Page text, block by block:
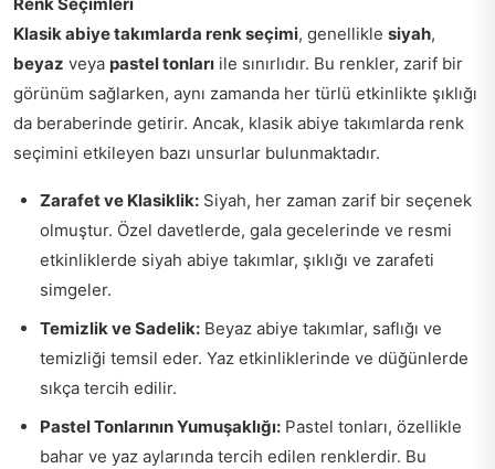
Klasik abiye takımlarda renk seçimi, genellikle siyah,
beyaz veya pastel tonları ile sınırlıdır. Bu renkler, zarif bir
görünüm sağlarken, aynı zamanda her türlü etkinlikte şıklığı
da beraberinde getirir. Ancak, klasik abiye takımlarda renk
seçimini etkileyen bazı unsurlar bulunmaktadır.
Zarafet ve Klasiklik: Siyah, her zaman zarif bir seçenek
olmuştur. Özel davetlerde, gala gecelerinde ve resmi
etkinliklerde siyah abiye takımlar, şıklığı ve zarafeti
simgeler.
Temizlik ve Sadelik: Beyaz abiye takımlar, saflığı ve
temizliği temsil eder. Yaz etkinliklerinde ve düğünlerde
sıkça tercih edilir.
Pastel Tonlarının Yumuşaklığı: Pastel tonları, özellikle
bahar ve yaz aylarında tercih edilen renklerdir. Bu